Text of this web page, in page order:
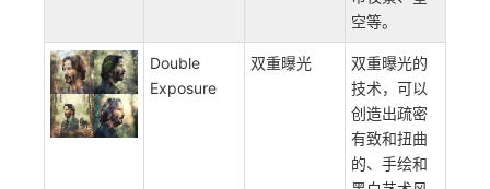
空等。
Double
Exposure
双重曝光
双重曝光的
技术，可以
创造出疏密
有致和扭曲
的、手绘和